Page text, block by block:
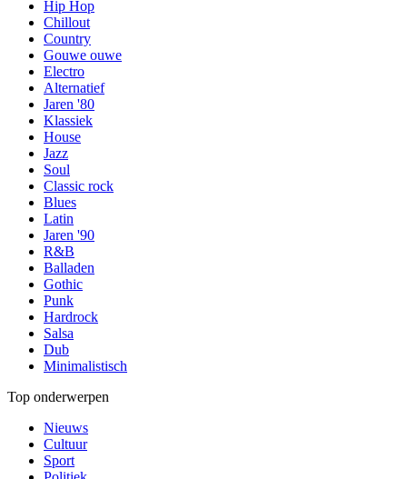
Hip Hop
Chillout
Country
Gouwe ouwe
Electro
Alternatief
Jaren '80
Klassiek
House
Jazz
Soul
Classic rock
Blues
Latin
Jaren '90
R&B
Balladen
Gothic
Punk
Hardrock
Salsa
Dub
Minimalistisch
Top onderwerpen
Nieuws
Cultuur
Sport